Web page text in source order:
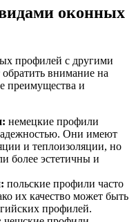
оконных
профилей с другими
внимание на
преимущества и
немецкие профили
Они имеют
и теплоизоляции, но
более эстетичны и
польские профили часто
их качество может быть
профилей.